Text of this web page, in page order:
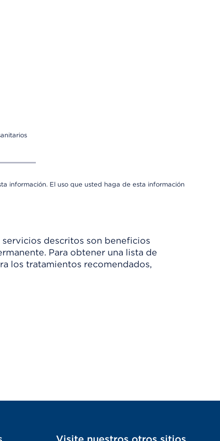
información. El uso que usted haga de esta información
descritos son beneficios
Para obtener una lista de
los tratamientos recomendados,